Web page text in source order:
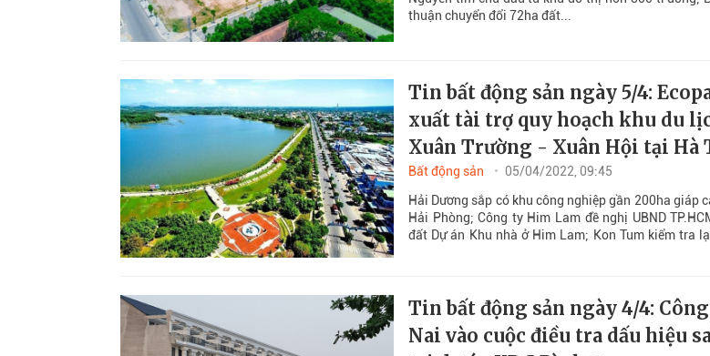
thuận chuyển đổi 72ha đất...
Tin bất động sản ngày 5/4:
xuất tài trợ quy hoạch khu du
Xuân Trường - Xuân Hội tại Hà
Bất động sản
05/04/2022, 09:45
Hải Dương sắp có khu công nghiệp gần 200ha giáp
Hải Phòng; Công ty Him Lam đề nghị UBND
đất Dự án Khu nhà ở Him Lam; Kon Tum kiểm tra
Tin bất động sản ngày 4/4:
Nai vào cuộc điều tra dấu hiệu